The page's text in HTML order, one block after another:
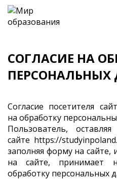
СОГЛАСИЕ НА
Согласие посетителя
на обработку
Пользователь,
сайте https://
заполняя форму на сайте,
на сайте, принимает
обработку персональных